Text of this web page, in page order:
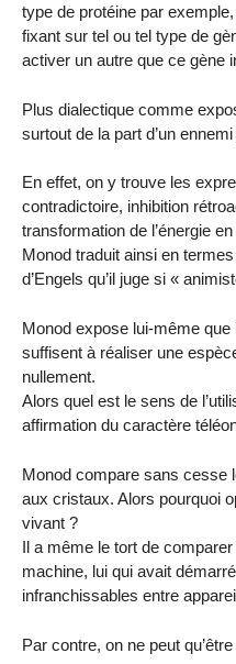
type de protéine par
fixant sur tel ou tel type de
activer un autre que ce gène
Plus dialectique comme
surtout de la part d’un
En effet, on y trouve les
contradictoire, inhibition
transformation de l’énergie
Monod traduit ainsi en
d’Engels qu’il juge si «
Monod expose lui-même
suffisent à réaliser une
nullement.
Alors quel est le sens de
affirmation du caractère
Monod compare sans cesse
aux cristaux. Alors pourquoi
vivant ?
Il a même le tort de
machine, lui qui avait
infranchissables entre
Par contre, on ne peut